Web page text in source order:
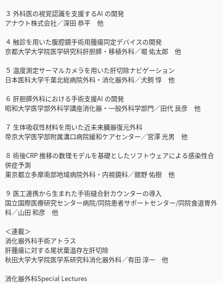
３ 外科医の視覚認識を支援するAI の開発
アナウト株式会社／深田 恭平 他
４ 触診を用いた腹腔鏡手術用腫瘍同定デバイスの開発
京都大学大学院医学研究科肝胆膵・移植外科／堀 佑太郎 他
５ 温度測定サーマルカメラを用いた肝切除ナビゲーション
日本医科大学千葉北総病院外科・消化器外科／犬飼 惇 他
６ 肝胆膵外科における手術支援AI の開発
昭和大学医学部外科学講座消化器・一般外科学部門／田代 良彦 他
７ 生体吸収性材料を用いた近未来臓器復元外科
帝京大学医学部附属溝口病院緩和ケアセンター／宮澤 光男 他
８ 術後CRP 推移の数理モデルを基礎としたソフトウェアによる感染性合
併症予測
東京都立多摩南部地域病院外科・内視鏡科／舘野 佑樹 他
９ 医工連携から生まれた手術縫合針カウンターの導入
国立国際医療研究センター病院/同院患者サポートセンター/同院食道胃外
科／山田 和彦 他
＜連載＞
消化器外科手術アトラス
肝腫瘍に対する尾状葉温存左肝切除
秋田大学大学院医学系研究科消化器外科／有田 淳一 他
消化器外科Special Lectures